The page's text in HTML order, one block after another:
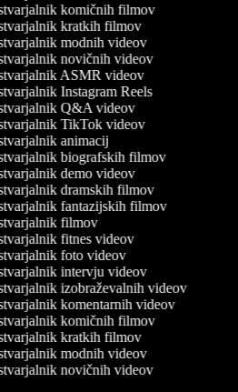
komičnih filmov
kratkih filmov
modnih videov
novičnih videov
ASMR videov
Instagram Reels
Q&A videov
TikTok videov
animacij
biografskih filmov
demo videov
dramskih filmov
fantazijskih filmov
filmov
fitnes videov
foto videov
intervju videov
izobraževalnih videov
komentarnih videov
komičnih filmov
kratkih filmov
modnih videov
novičnih videov